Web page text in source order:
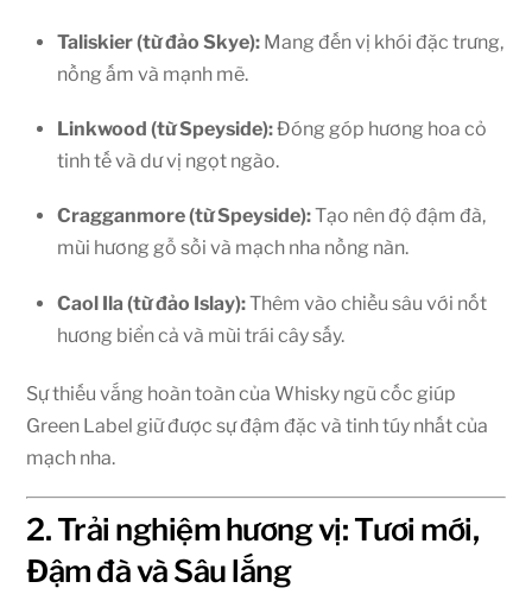
Taliskier (từ đảo Skye): Mang đến vị khói đặc trưng,
nồng ấm và mạnh mẽ.
Linkwood (từ Speyside):Đóng góp hương hoa cỏ
tinh tế và dư vị ngọt ngào.
Cragganmore (từ Speyside):Tạo nên độ đậm đà,
mùi hương gỗ sồi và mạch nha nồng nàn.
Caol Ila (từ đảo Islay):Thêm vào chiều sâu với nốt
hương biển cả và mùi trái cây sấy.
Sự thiếu vắng hoàn toàn của Whisky ngũ cốc giúp
Green Label giữ được sự đậm đặc và tinh túy nhất của
mạch nha.
2. Trải nghiệm hương vị: Tươi mới,
Đậm đà và Sâu lắng